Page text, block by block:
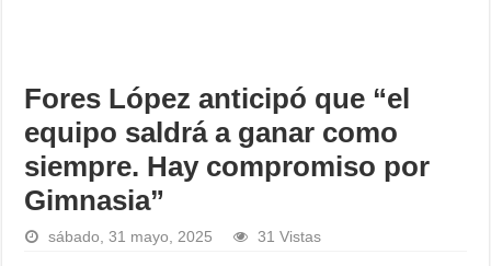
Fores López anticipó que “el
equipo saldrá a ganar como
siempre. Hay compromiso por
Gimnasia”
sábado, 31 mayo, 2025 31 Vistas